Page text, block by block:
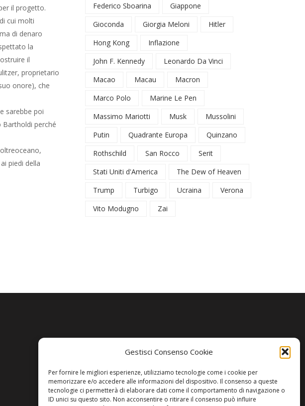
Gestisci Consenso Cookie
Per fornire le migliori esperienze, utilizziamo tecnologie come i cookie per
memorizzare e/o accedere alle informazioni del dispositivo. Il consenso a queste
tecnologie ci permetterà di elaborare dati come il comportamento di navigazione o
ID unici su questo sito. Non acconsentire o ritirare il consenso può influire
il progetto.
cui molti
di denaro
la
il
proprietario
onore), che
sarebbe poi
perché
piedi della
Federico Sboarina
Giappone
Gioconda
Giorgia Meloni
Hitler
Hong Kong
Inflazione
John F. Kennedy
Leonardo Da Vinci
Macao
Macau
Macron
Marco Polo
Marine Le Pen
Massimo Mariotti
Musk
Mussolini
Putin
Quadrante Europa
Quinzano
Rothschild
San Rocco
Serit
Stati Uniti d'America
The Dew of Heaven
Trump
Turbigo Ucraina
Verona
Vito Modugno
Zai